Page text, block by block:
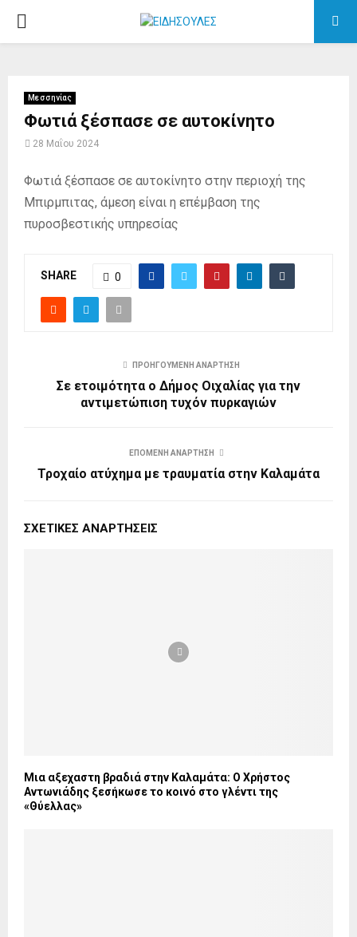
PRIMARY
Μεσσηνίας
Φωτιά ξέσπασε σε αυτοκίνητο
28 Μαΐου 2024
Φωτιά ξέσπασε σε αυτοκίνητο στην περιοχή της
Μπιρμπιτας, άμεση είναι η επέμβαση της
πυροσβεστικής υπηρεσίας
SHARE 0
ΠΡΟΗΓΟΎΜΕΝΗ ΑΝΆΡΤΗΣΗ
Σε ετοιμότητα ο Δήμος Οιχαλίας για την
αντιμετώπιση τυχόν πυρκαγιών
ΕΠΌΜΕΝΗ ΑΝΆΡΤΗΣΗ
Τροχαίο ατύχημα με τραυματία στην Καλαμάτα
ΣΧΕΤΙΚΈΣ ΑΝΑΡΤΉΣΕΙΣ
Μια αξεχαστη βραδιά στην Καλαμάτα: Ο Χρήστος
Αντωνιάδης ξεσήκωσε το κοινό στο γλέντι της
«Θύελλας»